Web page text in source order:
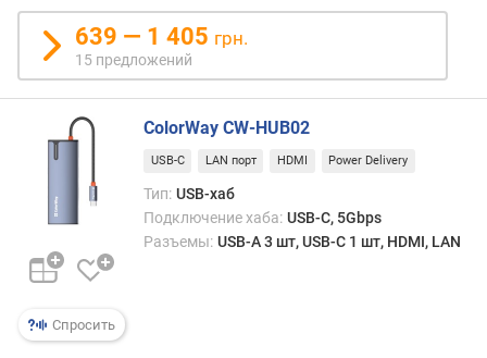
й
н
т
р
ф
е
й
п
о
639 — 1 405 грн.
15 предложений
Спросить
ColorWay CW-HUB02
USB-C LAN порт HDMI Power Delivery
Тип: USB-хаб
Подключение хаба: USB-C, 5Gbps
Разъемы: USB-A 3 шт, USB-C 1 шт, HDMI, LAN